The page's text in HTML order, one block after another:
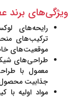
ویژگی‌های برند
رایحه‌های
ترکیب‌های
موقعیت‌های
طراحی‌های
معمول با
جذابیت محصول
مواد اولیه با